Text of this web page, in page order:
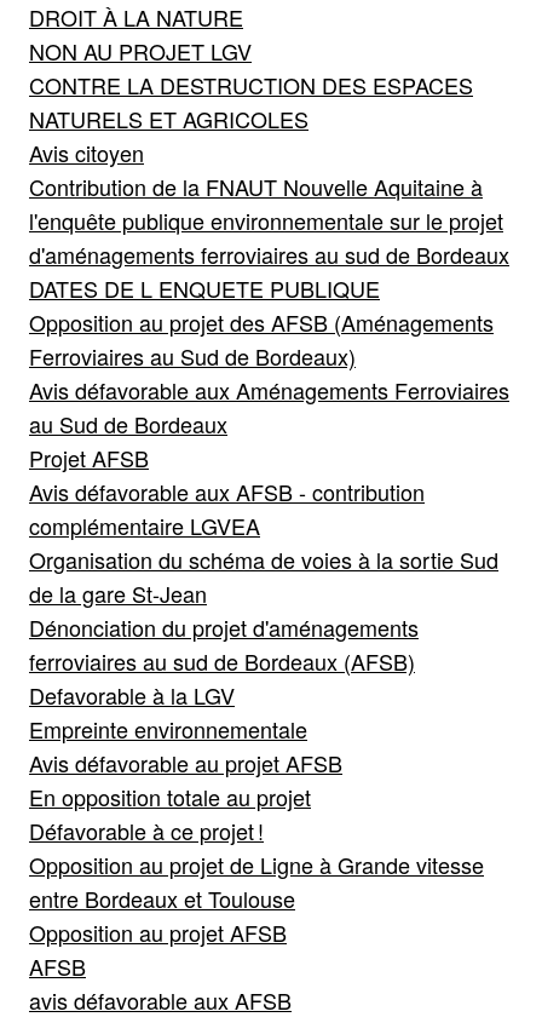
DROIT À LA NATURE
NON AU PROJET LGV
CONTRE LA DESTRUCTION DES ESPACES
NATURELS ET AGRICOLES
Avis citoyen
Contribution de la FNAUT Nouvelle Aquitaine à
l'enquête publique environnementale sur le projet
d'aménagements ferroviaires au sud de Bordeaux
DATES DE L ENQUETE PUBLIQUE
Opposition au projet des AFSB (Aménagements
Ferroviaires au Sud de Bordeaux)
Avis défavorable aux Aménagements Ferroviaires
au Sud de Bordeaux
Projet AFSB
Avis défavorable aux AFSB - contribution
complémentaire LGVEA
Organisation du schéma de voies à la sortie Sud
de la gare St-Jean
Dénonciation du projet d'aménagements
ferroviaires au sud de Bordeaux (AFSB)
Defavorable à la LGV
Empreinte environnementale
Avis défavorable au projet AFSB
En opposition totale au projet
Défavorable à ce projet !
Opposition au projet de Ligne à Grande vitesse
entre Bordeaux et Toulouse
Opposition au projet AFSB
AFSB
avis défavorable aux AFSB